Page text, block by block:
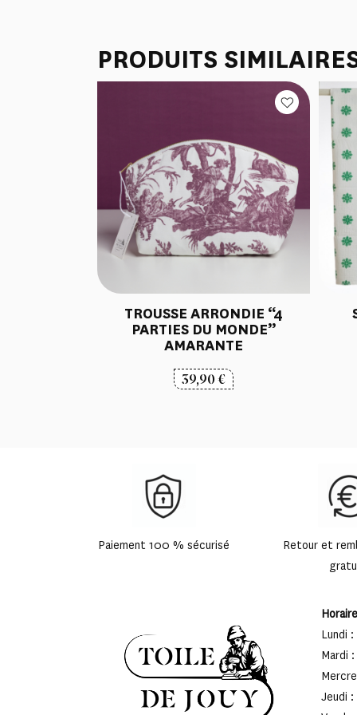
PRODUITS
TROUSSE ARRONDIE “4
PARTIES DU MONDE”
AMARANTE
39,90€
Paiement 100 % sécurisé
Retour et
Lundi
Mardi :
Jeudi :